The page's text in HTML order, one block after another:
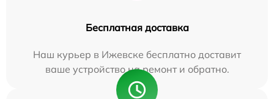
Бесплатная доставка
Наш курьер в Ижевске бесплатно доставит
ваше устройство на ремонт и обратно.